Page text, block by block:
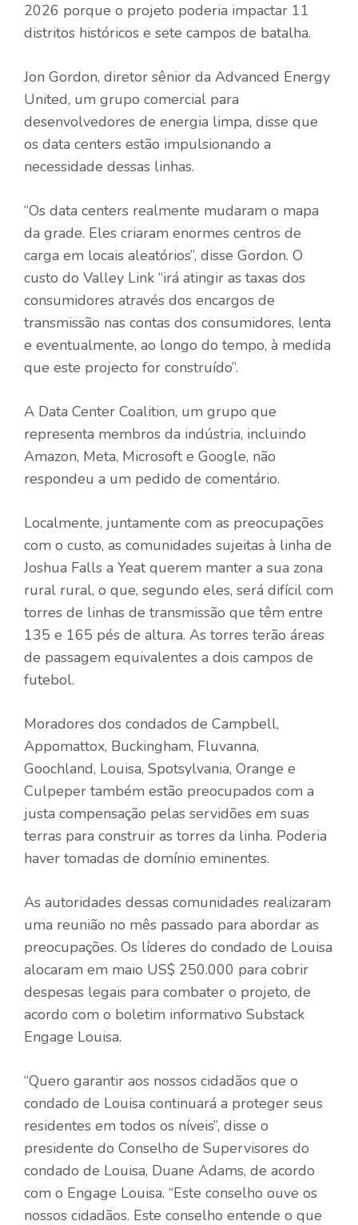
2026 porque o projeto poderia impactar 11
distritos históricos e sete campos de batalha.
Jon Gordon, diretor sênior da Advanced Energy
United, um grupo comercial para
desenvolvedores de energia limpa, disse que
os data centers estão impulsionando a
necessidade dessas linhas.
“Os data centers realmente mudaram o mapa
da grade. Eles criaram enormes centros de
carga em locais aleatórios”, disse Gordon. O
custo do Valley Link “irá atingir as taxas dos
consumidores através dos encargos de
transmissão nas contas dos consumidores, lenta
e eventualmente, ao longo do tempo, à medida
que este projecto for construído”.
A Data Center Coalition, um grupo que
representa membros da indústria, incluindo
Amazon, Meta, Microsoft e Google, não
respondeu a um pedido de comentário.
Localmente, juntamente com as preocupações
com o custo, as comunidades sujeitas à linha de
Joshua Falls a Yeat querem manter a sua zona
rural rural, o que, segundo eles, será difícil com
torres de linhas de transmissão que têm entre
135 e 165 pés de altura. As torres terão áreas
de passagem equivalentes a dois campos de
futebol.
Moradores dos condados de Campbell,
Appomattox, Buckingham, Fluvanna,
Goochland, Louisa, Spotsylvania, Orange e
Culpeper também estão preocupados com a
justa compensação pelas servidões em suas
terras para construir as torres da linha. Poderia
haver tomadas de domínio eminentes.
As autoridades dessas comunidades realizaram
uma reunião no mês passado para abordar as
preocupações. Os líderes do condado de Louisa
alocaram em maio US$ 250.000 para cobrir
despesas legais para combater o projeto, de
acordo com o boletim informativo Substack
Engage Louisa.
“Quero garantir aos nossos cidadãos que o
condado de Louisa continuará a proteger seus
residentes em todos os níveis”, disse o
presidente do Conselho de Supervisores do
condado de Louisa, Duane Adams, de acordo
com o Engage Louisa. “Este conselho ouve os
nossos cidadãos. Este conselho entende o que